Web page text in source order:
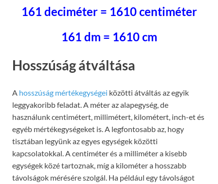
161 deciméter = 1610 centiméter
161 dm = 1610 cm
Hosszúság átváltása
A hosszúság mértékegységei közötti átváltás az egyik
leggyakoribb feladat. A méter az alapegység, de
használunk centimétert, millimétert, kilométert, inch-et és
egyéb mértékegységeket is. A legfontosabb az, hogy
tisztában legyünk az egyes egységek közötti
kapcsolatokkal. A centiméter és a milliméter a kisebb
egységek közé tartoznak, míg a kilométer a hosszabb
távolságok mérésére szolgál. Ha például egy távolságot